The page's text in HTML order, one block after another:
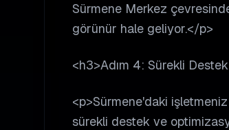
Sürmene Merkez
görünür hale geliyor.</p>
<h3>Adım 4: Sürekli
<p>Sürmene'daki
sürekli destek ve